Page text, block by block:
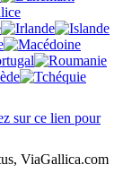
sur ce lien pour
ViaGallica.com